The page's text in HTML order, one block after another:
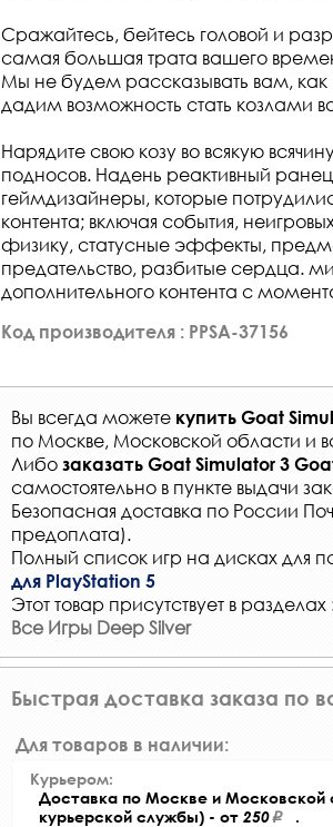
Сражайтесь, бейтесь головой и
самая большая трата вашего
Мы не будем рассказывать вам, как
дадим возможность стать козлами
Нарядите свою козу во всякую
подносов. Надень реактивный
геймдизайнеры, которые
контента; включая события,
физику, статусные эффекты,
предательство, разбитые сердца.
дополнительного контента с
Код производителя : PPSA-37156
Вы всегда можете купить Goat
по Москве, Московской области и
Либо заказать Goat Simulator 3
самостоятельно в пункте выдачи
Безопасная доставка по России
предоплата).
Полный список игр на дисках для
для PlayStation 5
Этот товар присутствует в разделах
Все Игры Deep Silver
Быстрая доставка заказа по
Для товаров в наличии:
Курьером:
Доставка по Москве и Московской
курьерской службы) - от 250 .